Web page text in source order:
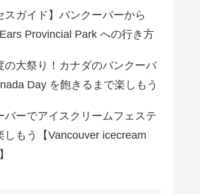
スガイド】バンクーバーから
Provincial Park への行き方
の大祭り！カナダのバンクーバ
Day を飽きるまで楽しもう
バーでアイスクリームフェステ
しもう【Vancouver icecream